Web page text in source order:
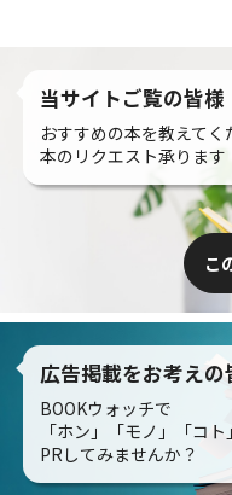
当サイトご覧の皆様
おすすめの本を教えてく
本のリクエスト承ります
こ
広告掲載をお考えの
BOOKウォッチで
「ホン」「モノ」「コト
PRしてみませんか？